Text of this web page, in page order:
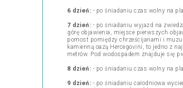
6 dzień: - po śniadaniu czas wolny na
7 dzień: - po śniadaniu wyjazd na
górę objawienia, miejsce pierwszych
pomost pomiędzy chrześcijanami i
kamienną oazą Hercegovini, to jedno z
metrów. Pod wodospadem znajduje się
8 dzień: - po śniadaniu czas wolny na
9 dzień: - po śniadaniu całodniowa